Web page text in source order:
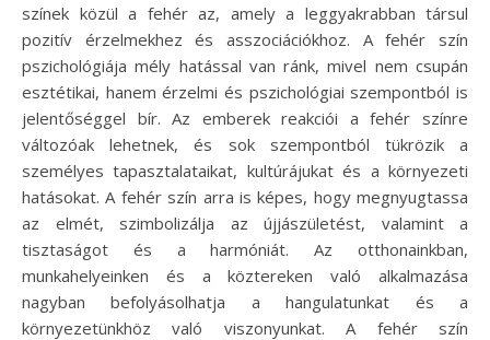
színek közül a fehér az, amely a leggyakrabban társul
pozitív érzelmekhez és asszociációkhoz. A fehér szín
pszichológiája mély hatással van ránk, mivel nem csupán
esztétikai, hanem érzelmi és pszichológiai szempontból is
jelentőséggel bír. Az emberek reakciói a fehér színre
változóak lehetnek, és sok szempontból tükrözik a
személyes tapasztalataikat, kultúrájukat és a környezeti
hatásokat. A fehér szín arra is képes, hogy megnyugtassa
az elmét, szimbolizálja az újjászületést, valamint a
tisztaságot és a harmóniát. Az otthonainkban,
munkahelyeinken és a köztereken való alkalmazása
nagyban befolyásolhatja a hangulatunkat és a
környezetünkhöz való viszonyunkat. A fehér szín